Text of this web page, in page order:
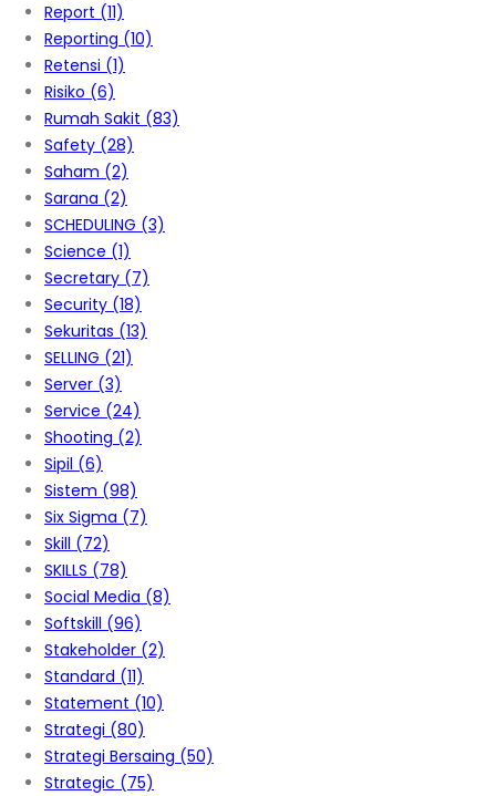
Report (11)
Reporting (10)
Retensi (1)
Risiko (6)
Rumah Sakit (83)
Safety (28)
Saham (2)
Sarana (2)
SCHEDULING (3)
Science (1)
Secretary (7)
Security (18)
Sekuritas (13)
SELLING (21)
Server (3)
Service (24)
Shooting (2)
Sipil (6)
Sistem (98)
Six Sigma (7)
Skill (72)
SKILLS (78)
Social Media (8)
Softskill (96)
Stakeholder (2)
Standard (11)
Statement (10)
Strategi (80)
Strategi Bersaing (50)
Strategic (75)